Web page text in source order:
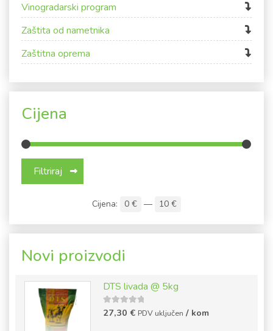
Vinogradarski program
Zaštita od nametnika
Zaštitna oprema
Cijena
Filtriraj
Cijena: 0 € — 10 €
Novi proizvodi
DTS livada @ 5kg
5out of
5
27,30€ PDV uključen / kom